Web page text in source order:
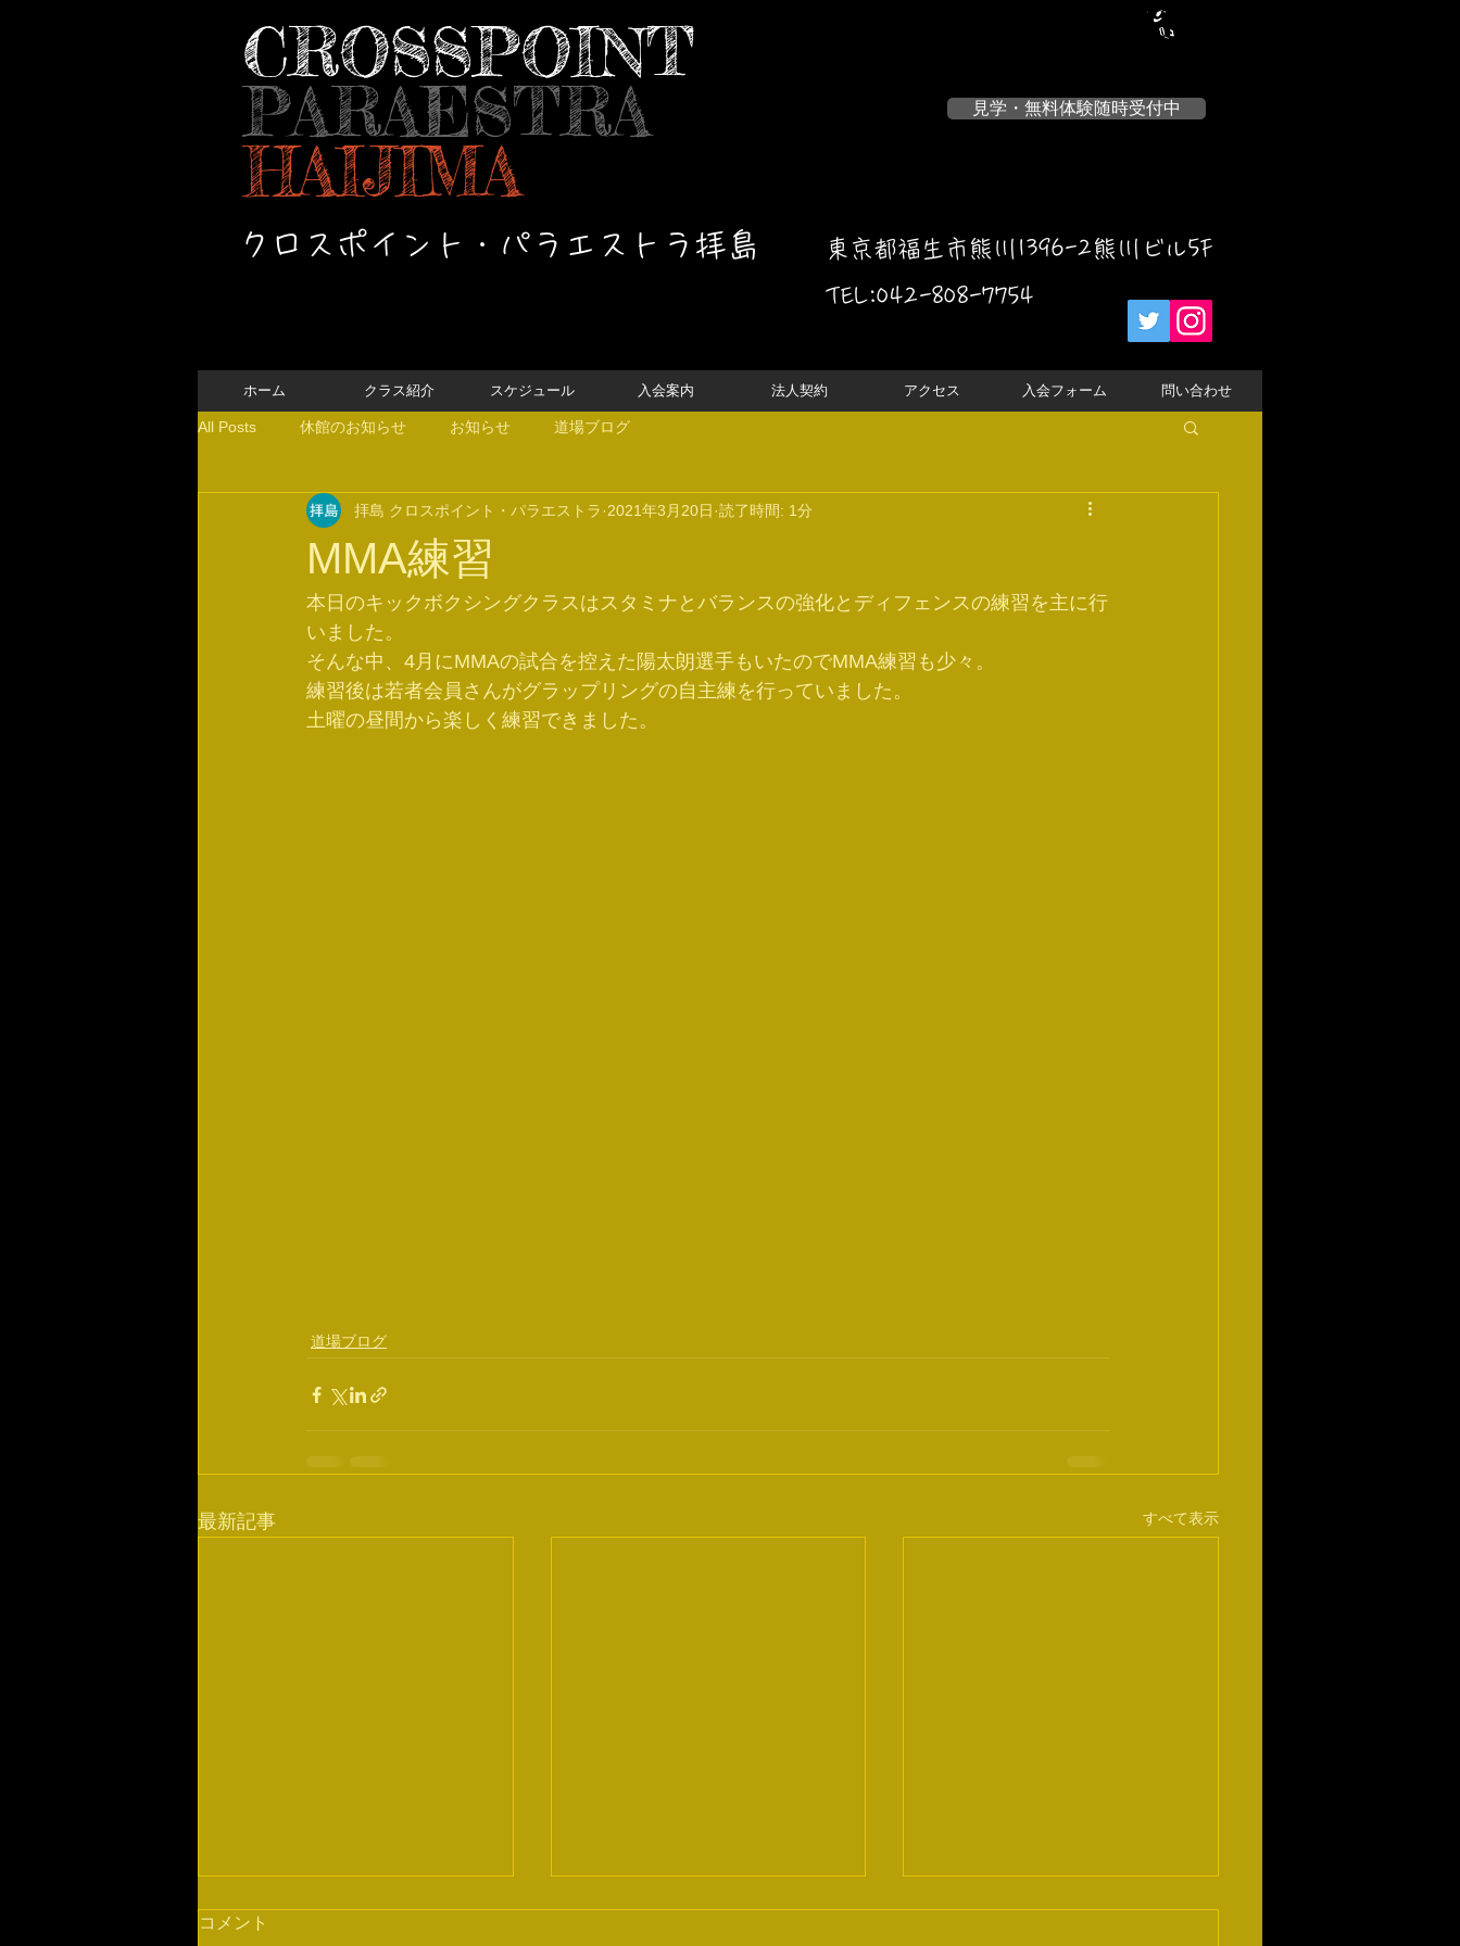
CROSSPOINT
PARAESTRA
HAIJIMA
見学・無料体験随時受付中
クロスポイント・パラエストラ拝島
東京都福生市熊川1396-2熊川ビル5F
TEL:042-808-7754
ホーム クラス紹介 スケジュール 入会案内 法人契約 アクセス 入会フォーム 問い合わせ
All Posts 休館のお知らせ お知らせ 道場ブログ
MMA練習
拝島 クロスポイント・パラエストラ 2021年3月20日 読了時間: 1分
本日のキックボクシングクラスはスタミナとバランスの強化とディフェンスの練習を主に行
いました。
そんな中、4月にMMAの試合を控えた陽太朗選手もいたのでMMA練習も少々。
練習後は若者会員さんがグラップリングの自主練を行っていました。
土曜の昼間から楽しく練習できました。
道場ブログ
最新記事 すべて表示
コメント